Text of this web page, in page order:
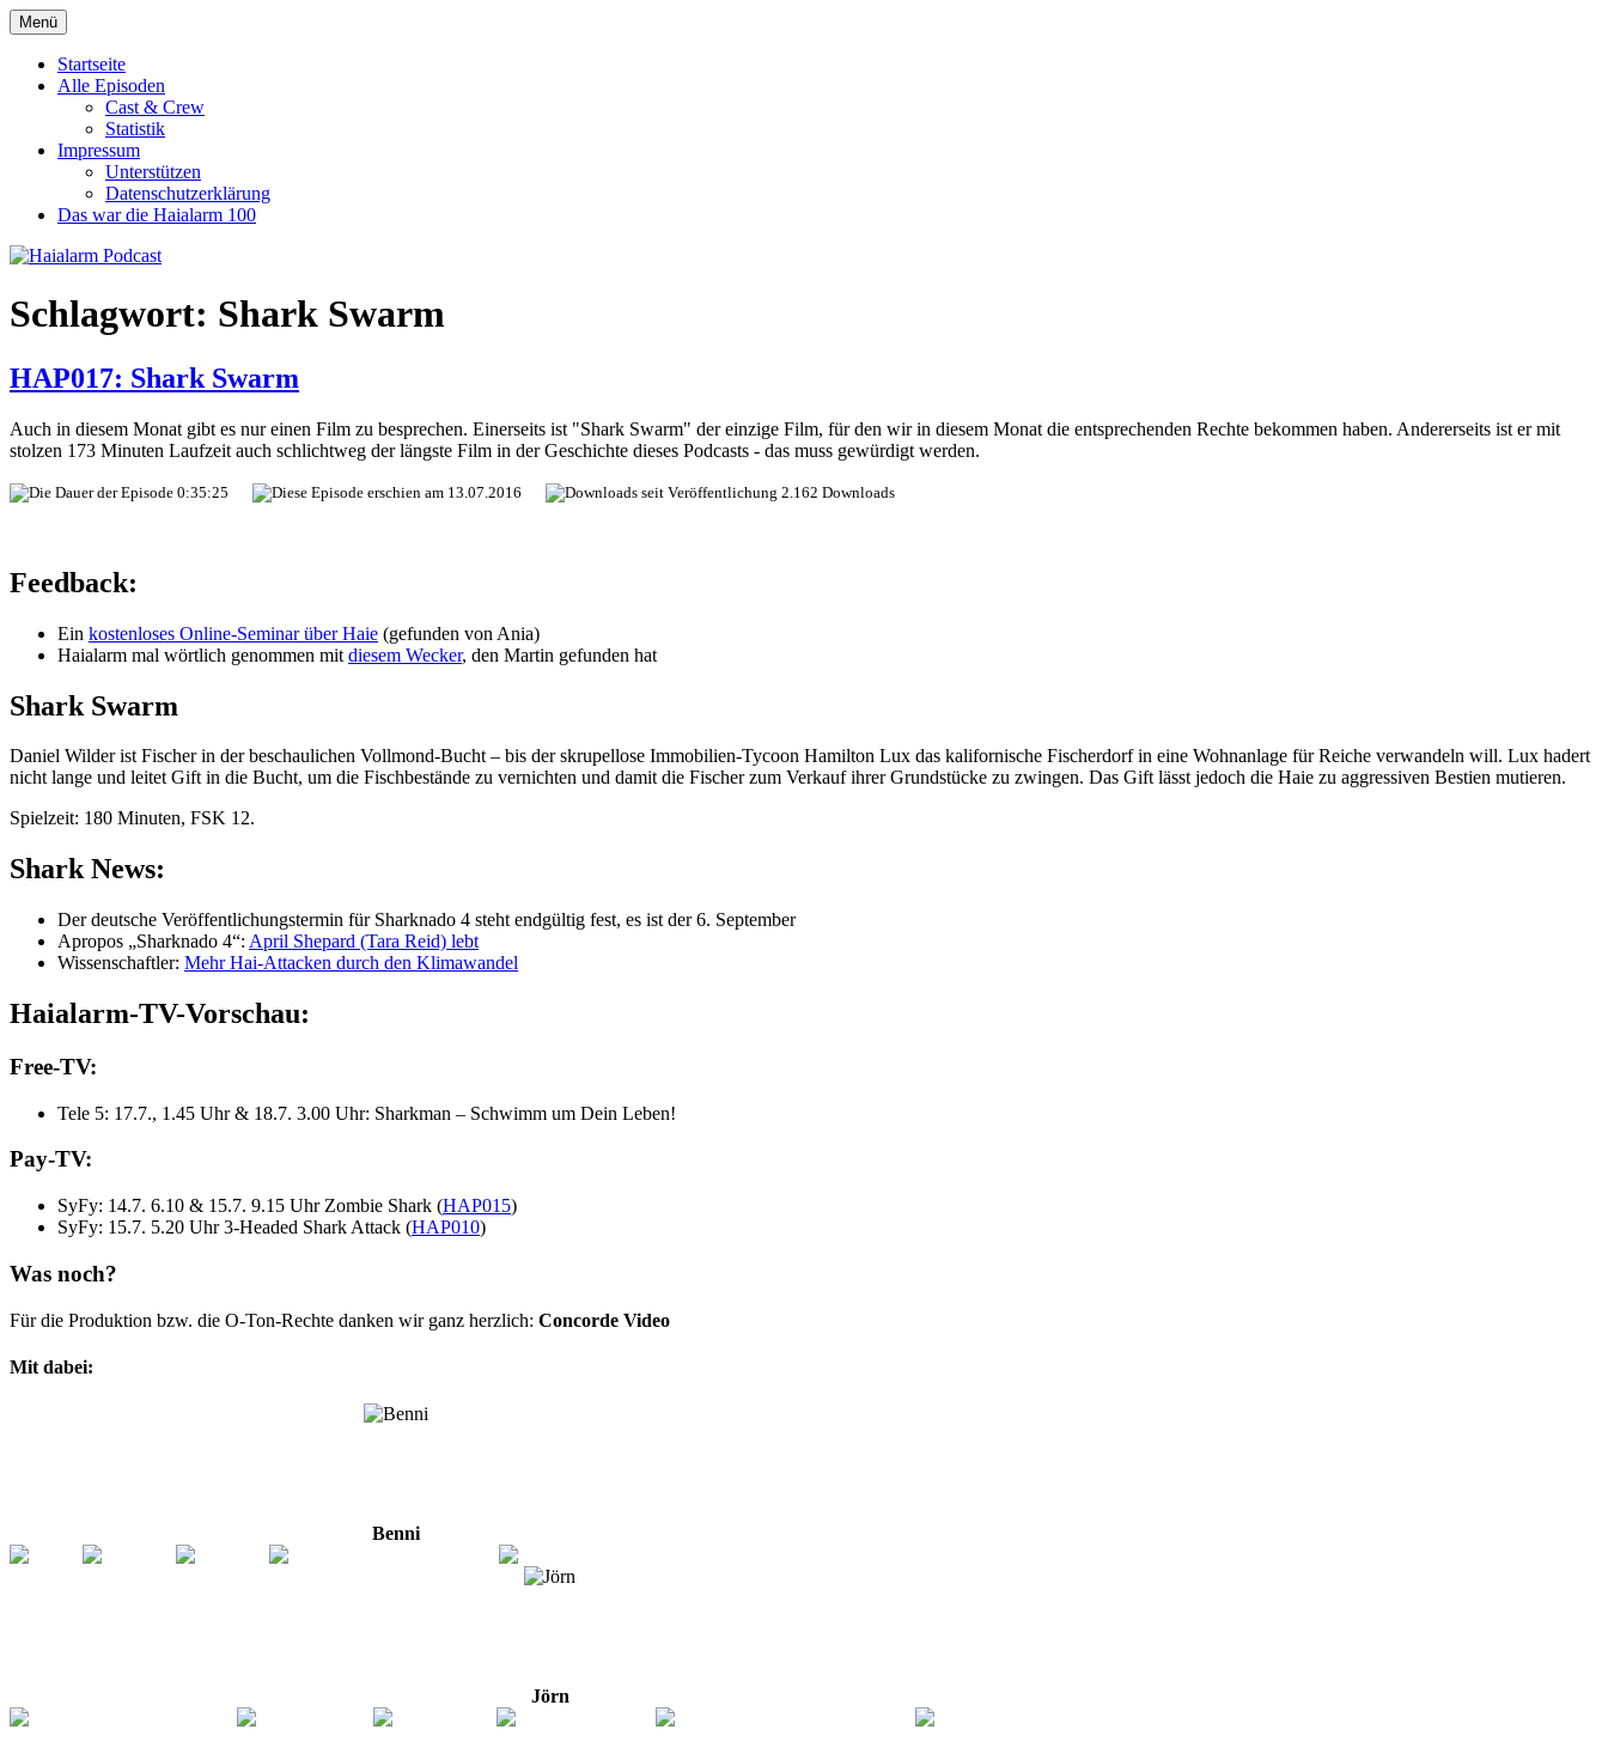
Zum
Inhalt
springen
Haialarm Podcast
Benni und Jörn sprechen über Haifilme
Menü
Startseite
Alle Episoden
Cast & Crew
Statistik
Impressum
Unterstützen
Datenschutzerklärung
Das war die Haialarm 100
Schlagwort: Shark Swarm
HAP017: Shark Swarm
Auch in diesem Monat gibt es nur einen Film zu besprechen. Einerseits ist "Shark Swarm" der einzige Film, für den wir in diesem Monat die entsprechenden Rechte bekommen haben. Andererseits ist er mit
stolzen 173 Minuten Laufzeit auch schlichtweg der längste Film in der Geschichte dieses Podcasts - das muss gewürdigt werden.
0:35:25 13.07.2016 2.162 Downloads
Feedback:
Ein kostenloses Online-Seminar über Haie (gefunden von Ania)
Haialarm mal wörtlich genommen mit diesem Wecker, den Martin gefunden hat
Shark Swarm
Daniel Wilder ist Fischer in der beschaulichen Vollmond-Bucht – bis der skrupellose Immobilien-Tycoon Hamilton Lux das kalifornische Fischerdorf in eine Wohnanlage für Reiche verwandeln will. Lux hadert
nicht lange und leitet Gift in die Bucht, um die Fischbestände zu vernichten und damit die Fischer zum Verkauf ihrer Grundstücke zu zwingen. Das Gift lässt jedoch die Haie zu aggressiven Bestien mutieren.
Spielzeit: 180 Minuten, FSK 12.
Shark News:
Der deutsche Veröffentlichungstermin für Sharknado 4 steht endgültig fest, es ist der 6. September
Apropos „Sharknado 4“: April Shepard (Tara Reid) lebt
Wissenschaftler: Mehr Hai-Attacken durch den Klimawandel
Haialarm-TV-Vorschau:
Free-TV:
Tele 5: 17.7., 1.45 Uhr & 18.7. 3.00 Uhr: Sharkman – Schwimm um Dein Leben!
Pay-TV:
SyFy: 14.7. 6.10 & 15.7. 9.15 Uhr Zombie Shark (HAP015)
SyFy: 15.7. 5.20 Uhr 3-Headed Shark Attack (HAP010)
Was noch?
Für die Produktion bzw. die O-Ton-Rechte danken wir ganz herzlich: Concorde Video
Mit dabei:
Benni
Jörn